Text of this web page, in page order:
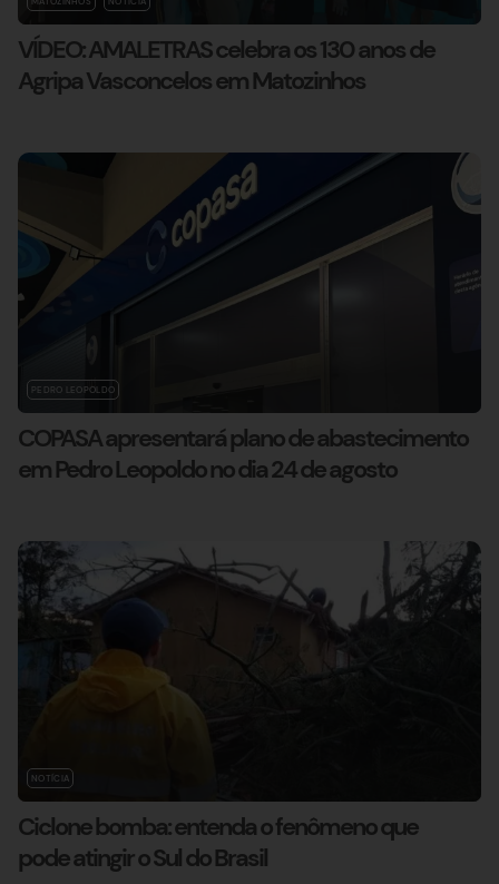
VÍDEO: AMALETRAS celebra os 130 anos de
Agripa Vasconcelos em Matozinhos
PEDRO LEOPOLDO
COPASA apresentará plano de abastecimento
em Pedro Leopoldo no dia 24 de agosto
NOTÍCIA
Ciclone bomba: entenda o fenômeno que
pode atingir o Sul do Brasil